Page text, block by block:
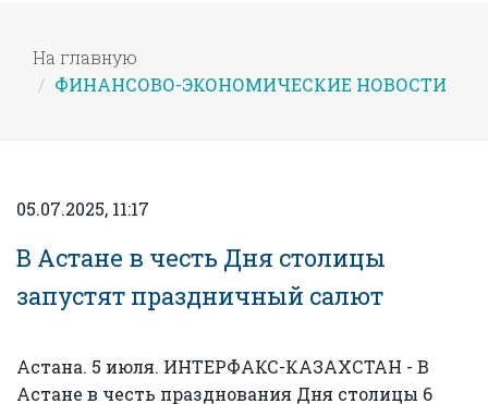
На главную
ФИНАНСОВО-ЭКОНОМИЧЕСКИЕ НОВОСТИ
05.07.2025, 11:17
В Астане в честь Дня столицы
запустят праздничный салют
Астана. 5 июля. ИНТЕРФАКС-КАЗАХСТАН - В
Астане в честь празднования Дня столицы 6